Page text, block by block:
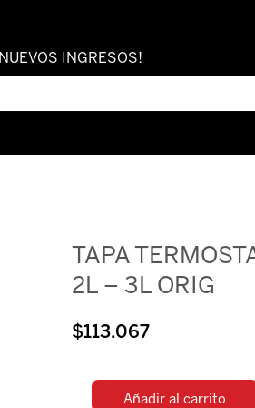
NUEVOS INGRESOS!
TAPA
2L – 3L ORIG
$113.067
Añadir al carrito